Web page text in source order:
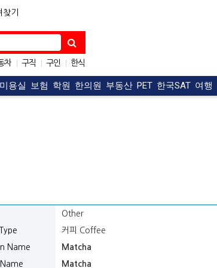
찾기
차 구직 구인 한식
| 아파트
미용실 보험 학원 한의원 부동산 PET 한국SAT 여행
Other
커피 Coffee
Name
Matcha
Matcha